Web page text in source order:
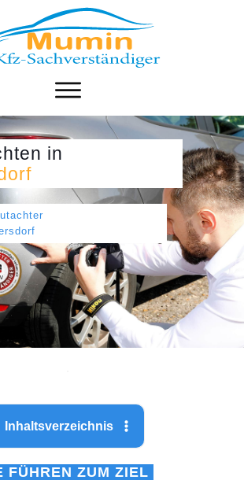
in
Inhaltsverzeichnis
FÜHREN ZUM ZIEL